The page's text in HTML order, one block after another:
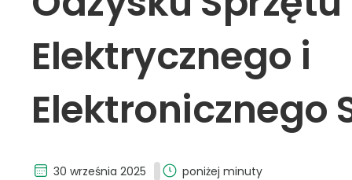
Elektrycznego i
Elektronicznego
30 września 2025 poniżej minuty